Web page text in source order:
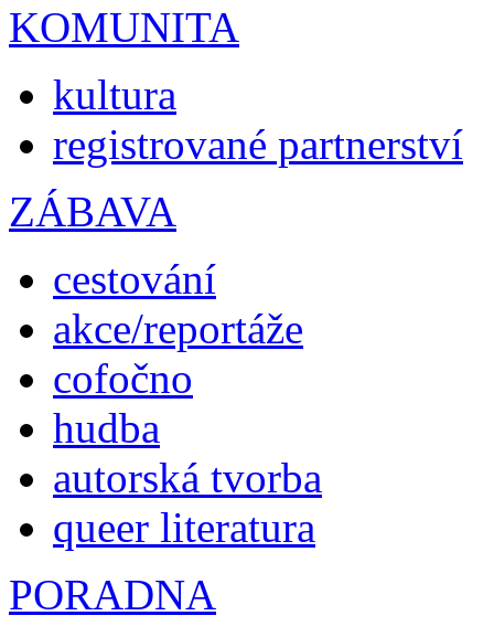
KOMUNITA
kultura
registrované partnerství
ZÁBAVA
cestování
akce/reportáže
cofočno
hudba
autorská tvorba
queer literatura
PORADNA